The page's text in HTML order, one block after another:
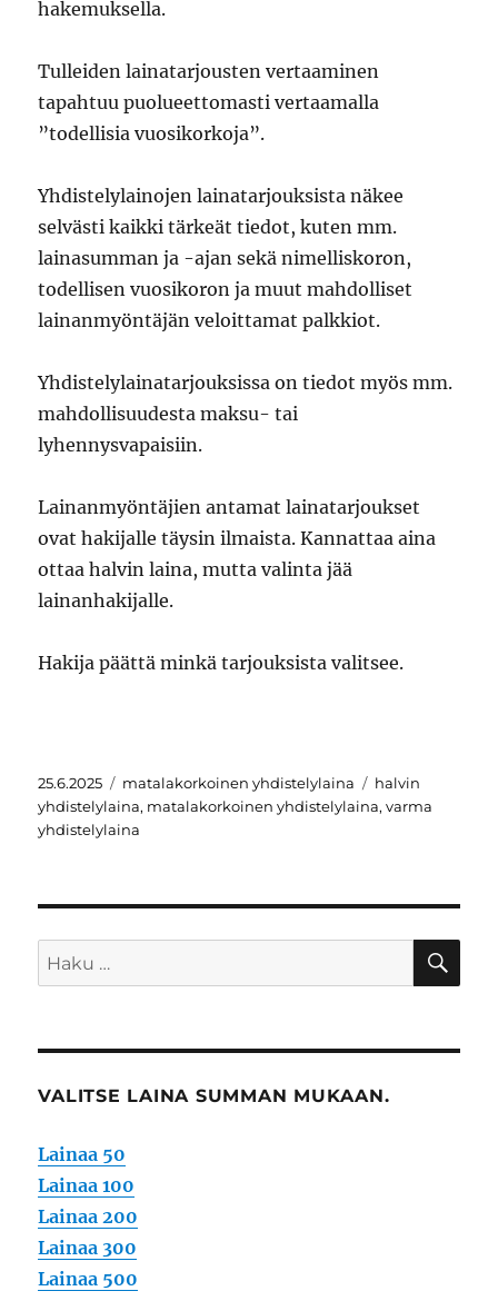
hakemuksella.
Tulleiden lainatarjousten vertaaminen
tapahtuu puolueettomasti vertaamalla
”todellisia vuosikorkoja”.
Yhdistelylainojen lainatarjouksista näkee
selvästi kaikki tärkeät tiedot, kuten mm.
lainasumman ja -ajan sekä nimelliskoron,
todellisen vuosikoron ja muut mahdolliset
lainanmyöntäjän veloittamat palkkiot.
Yhdistelylainatarjouksissa on tiedot myös mm.
mahdollisuudesta maksu- tai
lyhennysvapaisiin.
Lainanmyöntäjien antamat lainatarjoukset
ovat hakijalle täysin ilmaista. Kannattaa aina
ottaa halvin laina, mutta valinta jää
lainanhakijalle.
Hakija päättä minkä tarjouksista valitsee.
Julkaistu
25.6.2025 Kategoriat
matalakorkoinen yhdistelylaina Avainsanat
halvin
yhdistelylaina, matalakorkoinen yhdistelylaina,varma
yhdistelylaina
Etsi:
VALITSE LAINA SUMMAN MUKAAN.
Lainaa 50
Lainaa 100
Lainaa 200
Lainaa 300
Lainaa 500